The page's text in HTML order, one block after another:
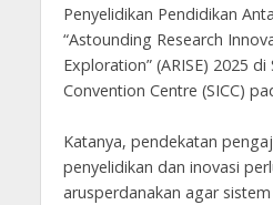
Penyelidikan Pendidikan
“Astounding Research
Exploration” (ARISE) 2025
Convention Centre (SICC)
Katanya, pendekatan
penyelidikan dan inovasi
arusperdanakan agar